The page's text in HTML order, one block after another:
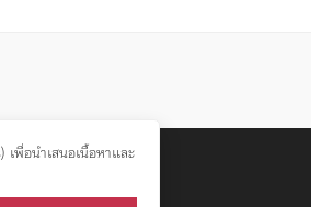
เพื่อนำเสนอเนื้อหาและ